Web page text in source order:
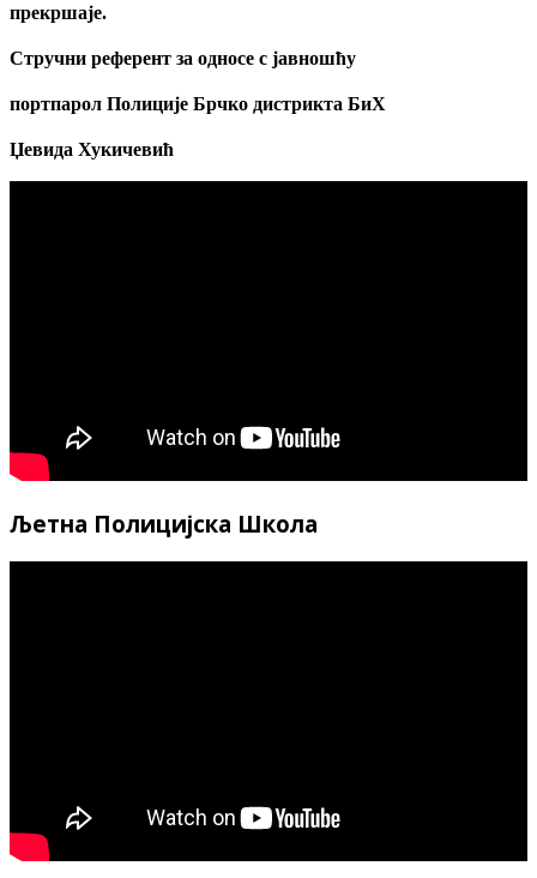
прекршаје.
Стручни референт за односе с јавношћу
портпарол Полиције Брчко дистрикта БиХ
Џевида Хукичевић
Љетна Полицијска Школа